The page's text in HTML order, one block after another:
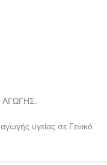
ΑΓΩΓΗΣ:
υγείας σε Γενικό